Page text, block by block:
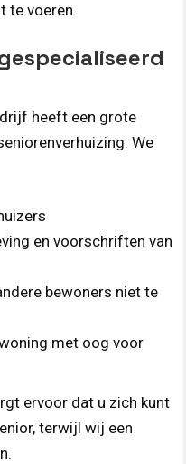
te voeren.
heeft een grote
We
en voorschriften van
bewoners niet te
met oog voor
ervoor dat u zich kunt
terwijl wij een